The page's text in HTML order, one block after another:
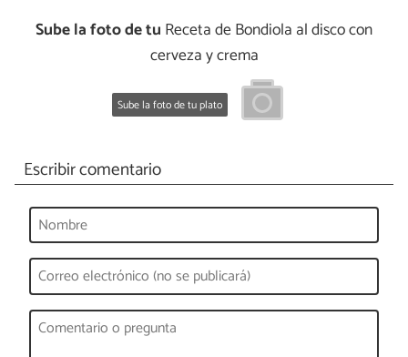
Sube la foto de tu Receta de Bondiola al disco con
cerveza y crema
Sube la foto de tu plato
Escribir comentario